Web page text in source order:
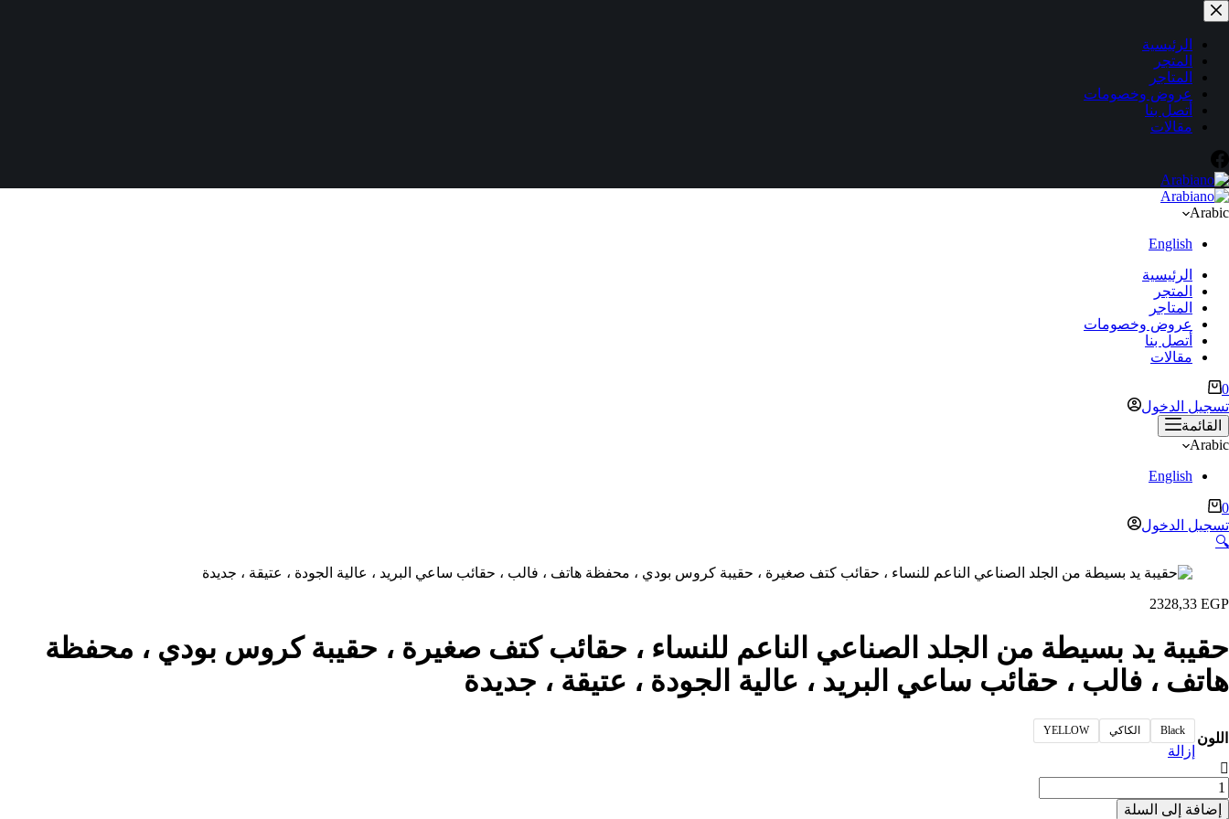
التجاوز
إلى
المحتوىالرئيسية
المتجر
المتاجر
عروض وخصومات
أتصل بنا
مقالات
Arabic
English
الرئيسية
المتجر
المتاجر
عروض وخصومات
أتصل بنا
مقالات
عربة
التسوق
0
تسجيل الدخول
القائمة
Arabic
English
عربة
التسوق
0
تسجيل الدخول
🔍
2328,33 EGP
حقيبة يد بسيطة من الجلد الصناعي الناعم للنساء ، حقائب كتف صغيرة ، حقيبة كروس بودي ، محفظة
هاتف ، فالب ، حقائب ساعي البريد ، عالية الجودة ، عتيقة ، جديدة
اللون Black الكاكي YELLOW
إزالة
كمية
حقيبة
إضافة إلى السلة